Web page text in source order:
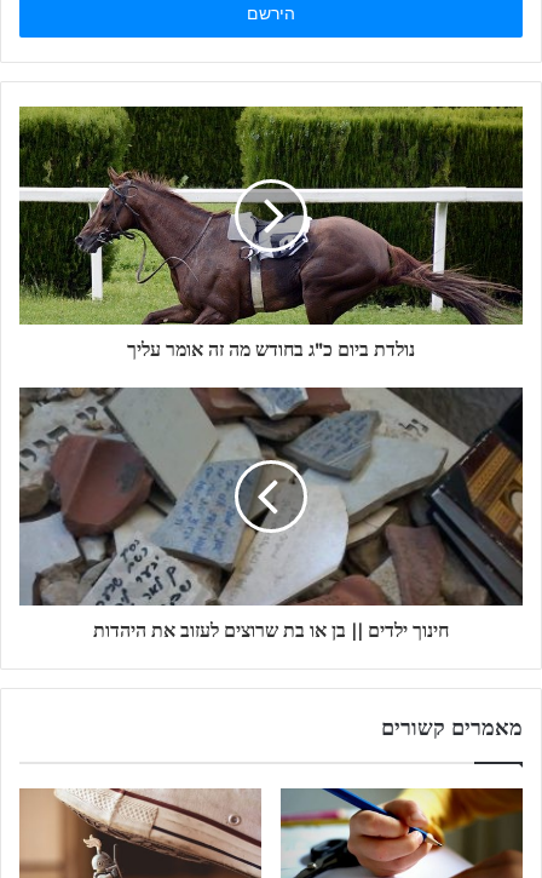
שלך
נולדת ביום כ"ג בחודש מה זה אומר עליך
חינוך ילדים || בן או בת שרוצים לעזוב את היהדות
מאמרים קשורים